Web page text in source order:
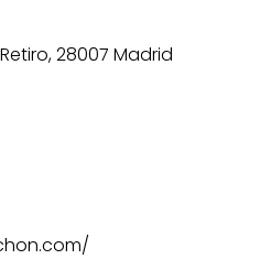
28007 Madrid